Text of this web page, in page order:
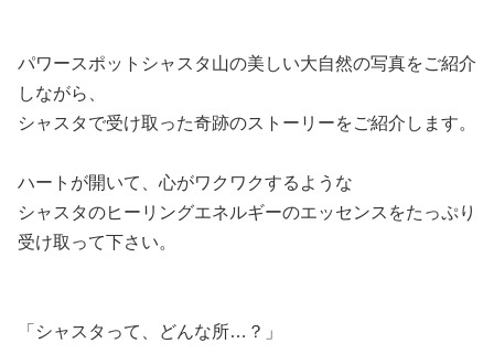
パワースポットシャスタ山の美しい大自然の写真をご紹介
しながら、
シャスタで受け取った奇跡のストーリーをご紹介します。
ハートが開いて、心がワクワクするような
シャスタのヒーリングエネルギーのエッセンスをたっぷり
受け取って下さい。
「シャスタって、どんな所…？」